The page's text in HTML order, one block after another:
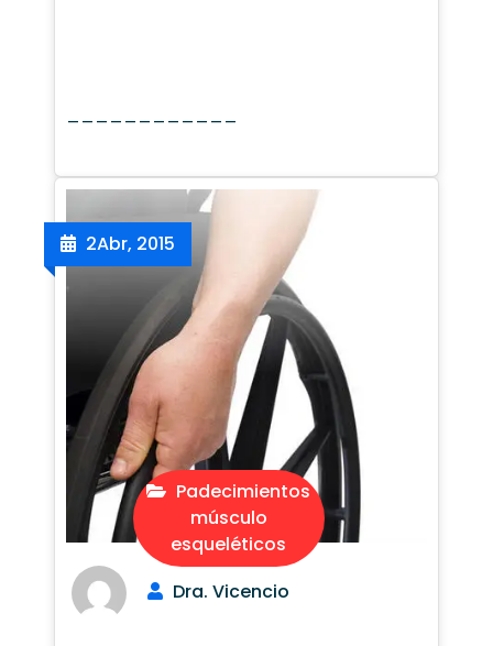
Padecimientos
músculo
esqueléticos
2Abr, 2015
Dra. Vicencio